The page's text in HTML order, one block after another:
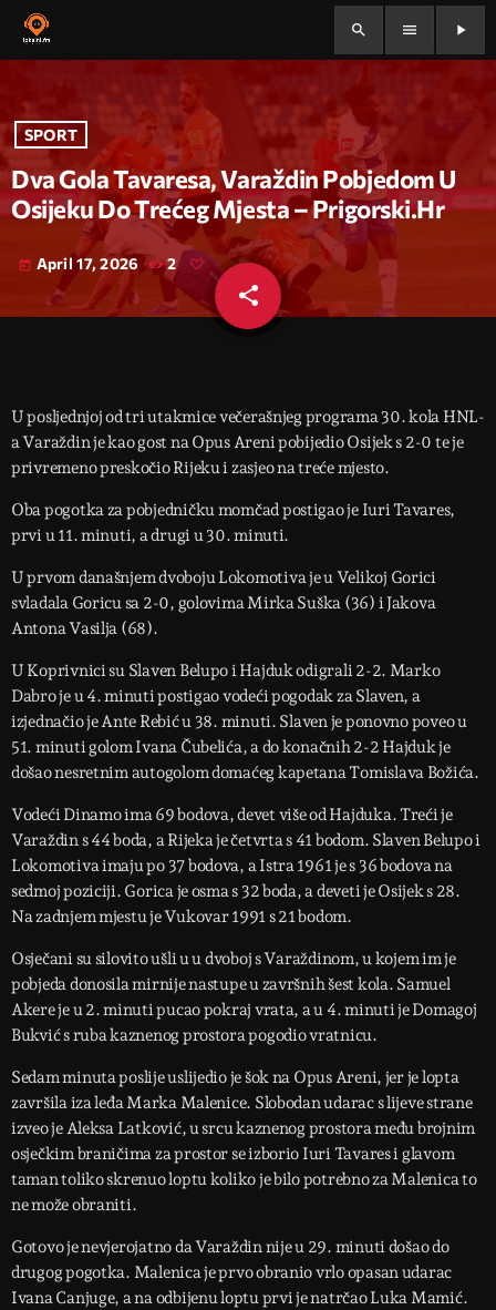
search menu play_arrow
SPORT
Dva Gola Tavaresa, Varaždin Pobjedom U
Osijeku Do Trećeg Mjesta – Prigorski.hr
today April 17, 2026 2
share
email
U posljednjoj od tri utakmice večerašnjeg programa 30. kola HNL-
a Varaždin je kao gost na Opus Areni pobijedio Osijek s 2-0 te je
privremeno preskočio Rijeku i zasjeo na treće mjesto.
Oba pogotka za pobjedničku momčad postigao je Iuri Tavares,
prvi u 11. minuti, a drugi u 30. minuti.
U prvom današnjem dvoboju Lokomotiva je u Velikoj Gorici
svladala Goricu sa 2-0, golovima Mirka Suška (36) i Jakova
Antona Vasilja (68).
U Koprivnici su Slaven Belupo i Hajduk odigrali 2-2. Marko
Dabro je u 4. minuti postigao vodeći pogodak za Slaven, a
izjednačio je Ante Rebić u 38. minuti. Slaven je ponovno poveo u
51. minuti golom Ivana Čubelića, a do konačnih 2-2 Hajduk je
došao nesretnim autogolom domaćeg kapetana Tomislava Božića.
Vodeći Dinamo ima 69 bodova, devet više od Hajduka. Treći je
Varaždin s 44 boda, a Rijeka je četvrta s 41 bodom. Slaven Belupo i
Lokomotiva imaju po 37 bodova, a Istra 1961 je s 36 bodova na
sedmoj poziciji. Gorica je osma s 32 boda, a deveti je Osijek s 28.
Na zadnjem mjestu je Vukovar 1991 s 21 bodom.
Osječani su silovito ušli u u dvoboj s Varaždinom, u kojem im je
pobjeda donosila mirnije nastupe u završnih šest kola. Samuel
Akere je u 2. minuti pucao pokraj vrata, a u 4. minuti je Domagoj
Bukvić s ruba kaznenog prostora pogodio vratnicu.
Sedam minuta poslije uslijedio je šok na Opus Areni, jer je lopta
završila iza leđa Marka Malenice. Slobodan udarac s lijeve strane
izveo je Aleksa Latković, u srcu kaznenog prostora među brojnim
osječkim braničima za prostor se izborio Iuri Tavares i glavom
taman toliko skrenuo loptu koliko je bilo potrebno za Malenica to
ne može obraniti.
Gotovo je nevjerojatno da Varaždin nije u 29. minuti došao do
drugog pogotka. Malenica je prvo obranio vrlo opasan udarac
Ivana Canjuge, a na odbijenu loptu prvi je natrčao Luka Mamić.